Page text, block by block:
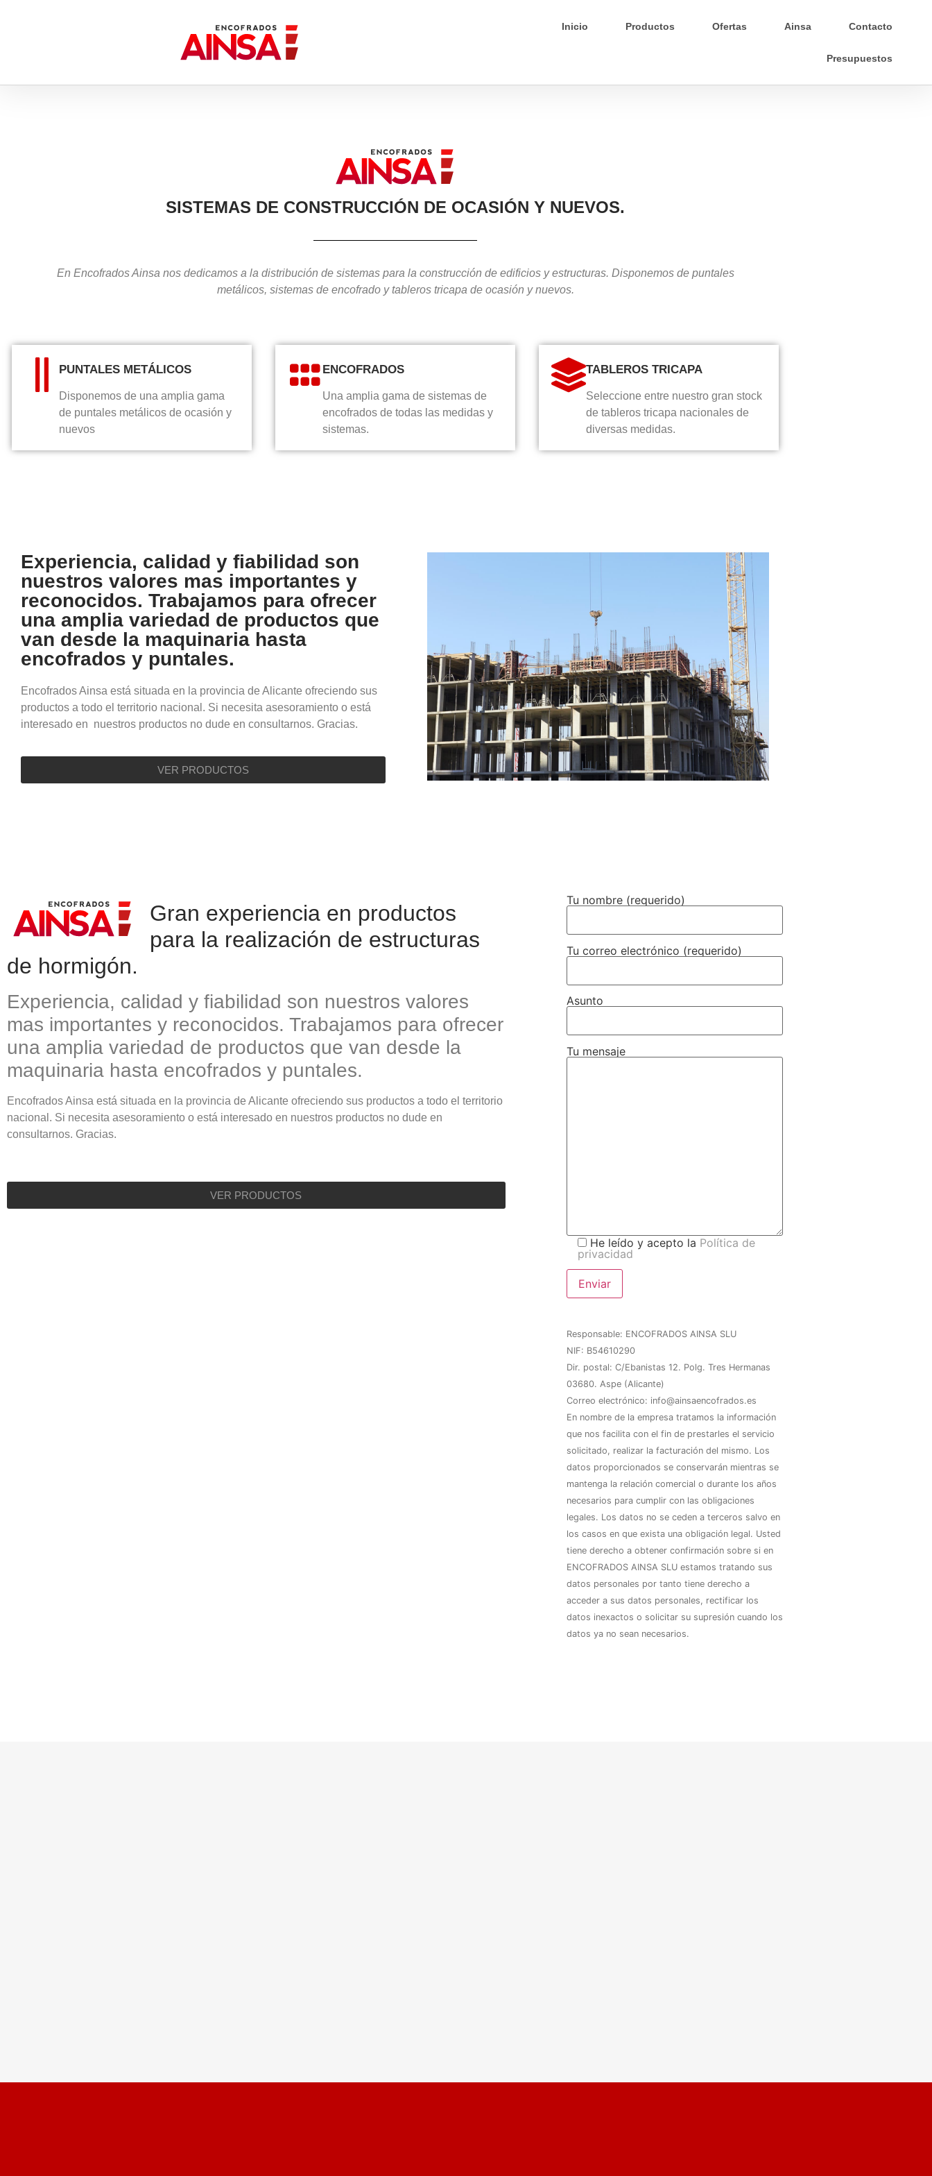
Inicio Productos Ofertas Ainsa Contacto
Presupuestos
SISTEMAS DE CONSTRUCCIÓN DE OCASIÓN Y NUEVOS.
En Encofrados Ainsa nos dedicamos a la distribución de sistemas para la construcción de edificios y estructuras. Disponemos de puntales
metálicos, sistemas de encofrado y tableros tricapa de ocasión y nuevos.
PUNTALES METÁLICOS
Disponemos de una amplia gama
de puntales metálicos de ocasión y
nuevos
ENCOFRADOS
Una amplia gama de sistemas de
encofrados de todas las medidas y
sistemas.
TABLEROS TRICAPA
Seleccione entre nuestro gran stock
de tableros tricapa nacionales de
diversas medidas.
Experiencia, calidad y fiabilidad son
nuestros valores mas importantes y
reconocidos. Trabajamos para ofrecer
una amplia variedad de productos que
van desde la maquinaria hasta
encofrados y puntales.
Encofrados Ainsa está situada en la provincia de Alicante ofreciendo sus
productos a todo el territorio nacional. Si necesita asesoramiento o está
interesado en nuestros productos no dude en consultarnos. Gracias.
VER PRODUCTOS
Gran experiencia en productos
para la realización de estructuras
de hormigón.
Experiencia, calidad y fiabilidad son nuestros valores
mas importantes y reconocidos. Trabajamos para ofrecer
una amplia variedad de productos que van desde la
maquinaria hasta encofrados y puntales.
Encofrados Ainsa está situada en la provincia de Alicante ofreciendo sus productos a todo el territorio
nacional. Si necesita asesoramiento o está interesado en nuestros productos no dude en
consultarnos. Gracias.
VER PRODUCTOS
Tu nombre (requerido)
Tu correo electrónico (requerido)
Asunto
Tu mensaje
He leído y acepto la Política de
privacidad
Responsable: ENCOFRADOS AINSA SLU
NIF: B54610290
Dir. postal: C/Ebanistas 12. Polg. Tres Hermanas
03680. Aspe (Alicante)
Correo electrónico: info@ainsaencofrados.es
En nombre de la empresa tratamos la información
que nos facilita con el fin de prestarles el servicio
solicitado, realizar la facturación del mismo. Los
datos proporcionados se conservarán mientras se
mantenga la relación comercial o durante los años
necesarios para cumplir con las obligaciones
legales. Los datos no se ceden a terceros salvo en
los casos en que exista una obligación legal. Usted
tiene derecho a obtener confirmación sobre si en
ENCOFRADOS AINSA SLU estamos tratando sus
datos personales por tanto tiene derecho a
acceder a sus datos personales, rectificar los
datos inexactos o solicitar su supresión cuando los
datos ya no sean necesarios.